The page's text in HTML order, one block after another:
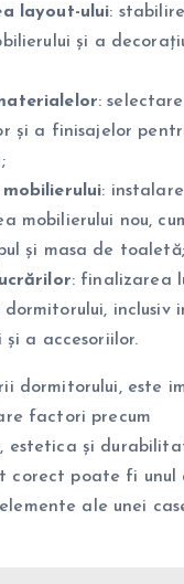
layout-ului:
și a
:
și a finisajelor
mobilierului:
mobilierului nou,
și masa de toaletă;
: finalizarea
inclusiv
și a accesoriilor.
dormitorului, este
factori precum
estetica și
corect poate fi unul
ale unei